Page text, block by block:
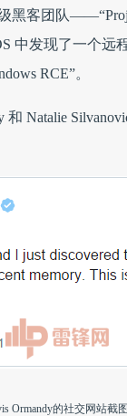
客团队
中发现了一个
RCE”。
和 Natalie
Ormandy的社交网站截图